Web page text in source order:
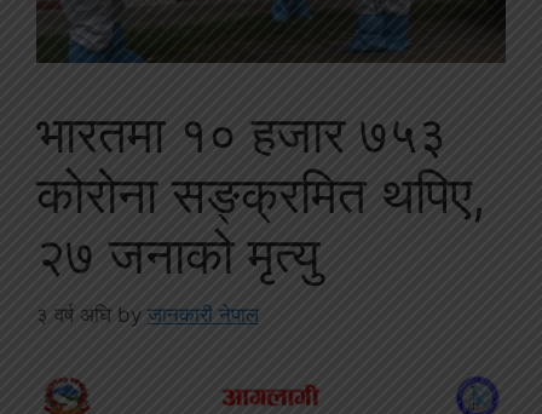
भारतमा १० हजार ७५३
कोरोना सङ्क्रमित थपिए,
२७ जनाको मृत्यु
३ वर्ष अघि by जानकारी नेपाल